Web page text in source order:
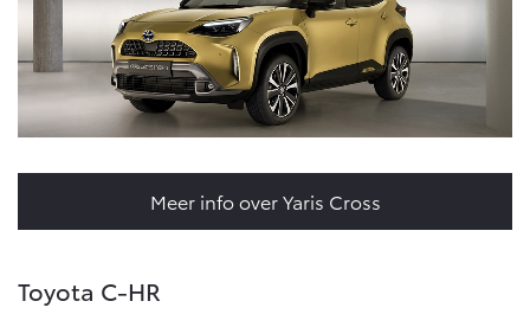
bZ4X
BATTERIJ-ELEKTRISCH
bZ4X Touring
BATTERIJ-ELEKTRISCH
Connected check
Navigatie updates
Meer info over Yaris Cross
Toyota C-HR